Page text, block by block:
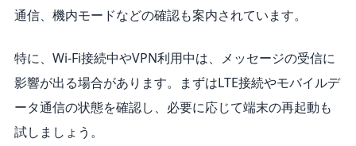
通信、機内モードなどの確認も案内されています。
特に、Wi-Fi接続中やVPN利用中は、メッセージの受信に
影響が出る場合があります。まずはLTE接続やモバイルデ
ータ通信の状態を確認し、必要に応じて端末の再起動も
試しましょう。